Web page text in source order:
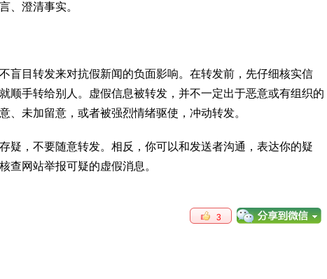
、澄清事实。
盲目转发来对抗假新闻的负面影响。在转发前，先仔细核实信
顺手转给别人。虚假信息被转发，并不一定出于恶意或有组织的
、未加留意，或者被强烈情绪驱使，冲动转发。
疑，不要随意转发。相反，你可以和发送者沟通，表达你的疑
查网站举报可疑的虚假消息。
3